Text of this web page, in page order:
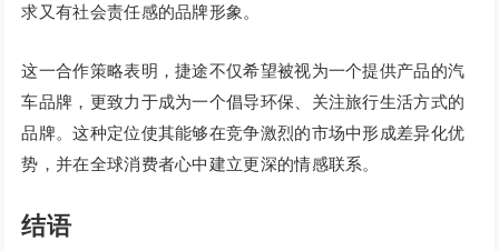
求又有社会责任感的品牌形象。
这一合作策略表明，捷途不仅希望被视为一个提供产品的汽
车品牌，更致力于成为一个倡导环保、关注旅行生活方式的
品牌。这种定位使其能够在竞争激烈的市场中形成差异化优
势，并在全球消费者心中建立更深的情感联系。
结语